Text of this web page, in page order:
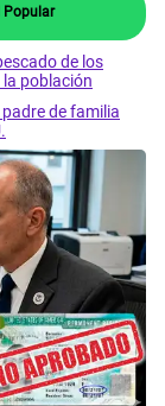
Popular
de los
población
de familia